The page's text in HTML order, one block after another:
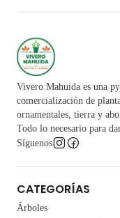
Vivero Mahuida es una
comercialización de
ornamentales, tierra y
Todo lo necesario para
Síguenos
CATEGORÍAS
Árboles